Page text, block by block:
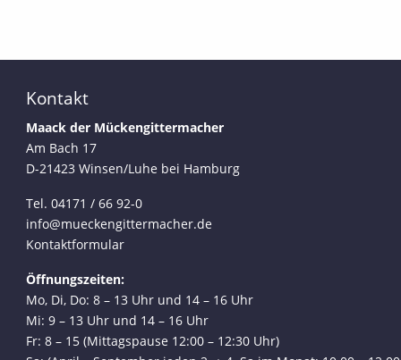
Kontakt
Maack der Mückengittermacher
Am Bach 17
D-21423 Winsen/Luhe bei Hamburg
Tel. 04171 / 66 92-0
info@mueckengittermacher.de
Kontaktformular
Öffnungszeiten:
Mo, Di, Do: 8 – 13 Uhr und 14 – 16 Uhr
Mi: 9 – 13 Uhr und 14 – 16 Uhr
Fr: 8 – 15 (Mittagspause 12:00 – 12:30 Uhr)